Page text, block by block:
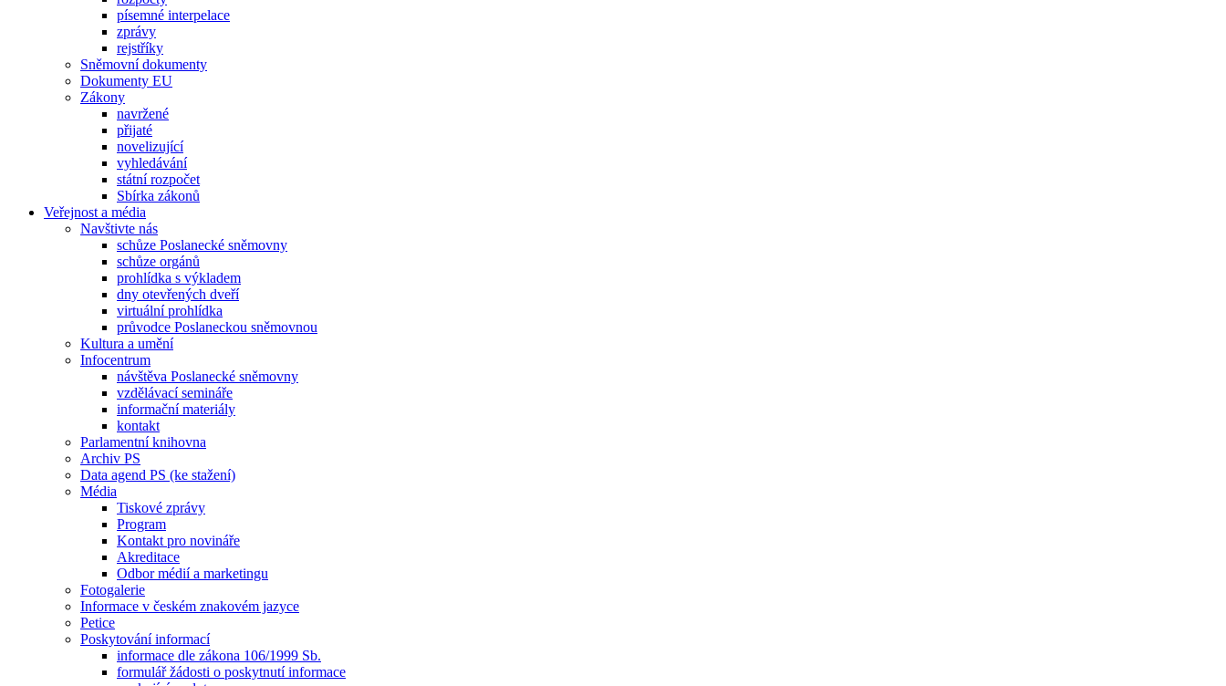
písemné interpelace
zprávy
rejstříky
Sněmovní dokumenty
Dokumenty EU
Zákony
navržené
přijaté
novelizující
vyhledávání
státní rozpočet
Sbírka zákonů
Veřejnost a média
Navštivte nás
schůze Poslanecké sněmovny
schůze orgánů
prohlídka s výkladem
dny otevřených dveří
virtuální prohlídka
průvodce Poslaneckou sněmovnou
Kultura a umění
Infocentrum
návštěva Poslanecké sněmovny
vzdělávací semináře
informační materiály
kontakt
Parlamentní knihovna
Archiv PS
Data agend PS (ke stažení)
Média
Tiskové zprávy
Program
Kontakt pro novináře
Akreditace
Odbor médií a marketingu
Fotogalerie
Informace v českém znakovém jazyce
Petice
Poskytování informací
informace dle zákona 106/1999 Sb.
formulář žádosti o poskytnutí informace